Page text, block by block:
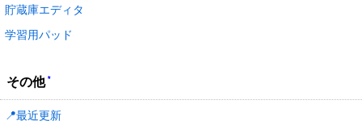
貯蔵庫エディタ
学習用パッド
その他 *
📍最近更新